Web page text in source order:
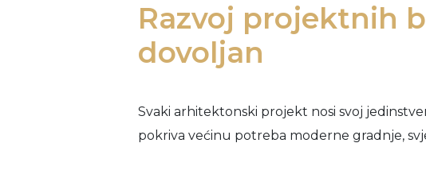
Razvoj projektnih
dovoljan
Svaki arhitektonski projekt nosi svoj
pokriva većinu potreba moderne gradnje,